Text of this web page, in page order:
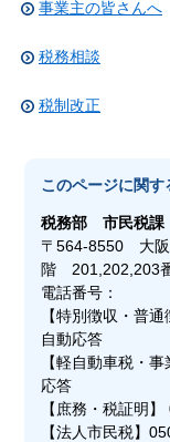
事業主の皆さんへ
税務相談
税制改正
このページに関す
税務部市民税課
〒564-8550 大
階 201,202,203
電話番号：
【特別徴収・普
自動応答
【軽自動車税・
応答
【庶務・税証明
【法人市民税】